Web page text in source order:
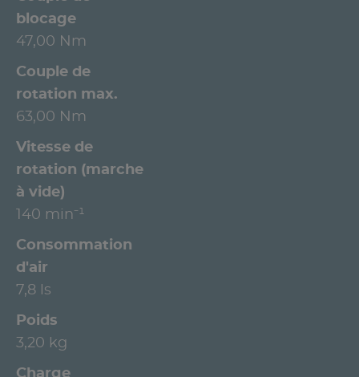
blocage
47,00 Nm
Couple de
rotation max.
63,00 Nm
Vitesse de
rotation (marche
à vide)
140 min⁻¹
Consommation
d'air
7,8 ls
Poids
3,20 kg
Charge